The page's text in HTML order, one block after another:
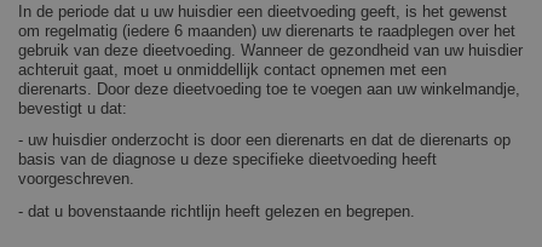
In de periode dat u uw huisdier een dieetvoeding geeft, is het gewenst
om regelmatig (iedere 6 maanden) uw dierenarts te raadplegen over het
gebruik van deze dieetvoeding. Wanneer de gezondheid van uw huisdier
achteruit gaat, moet u onmiddellijk contact opnemen met een
dierenarts. Door deze dieetvoeding toe te voegen aan uw winkelmandje,
bevestigt u dat:
- uw huisdier onderzocht is door een dierenarts en dat de dierenarts op
basis van de diagnose u deze specifieke dieetvoeding heeft
voorgeschreven.
- dat u bovenstaande richtlijn heeft gelezen en begrepen.